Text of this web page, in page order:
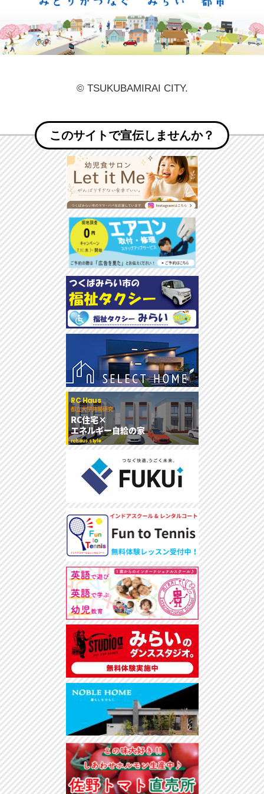
© TSUKUBAMIRAI CITY.
このサイトで宣伝しませんか？